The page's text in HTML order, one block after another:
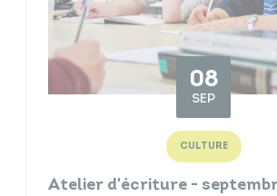
08
SEP
CULTURE
Atelier d'écriture -